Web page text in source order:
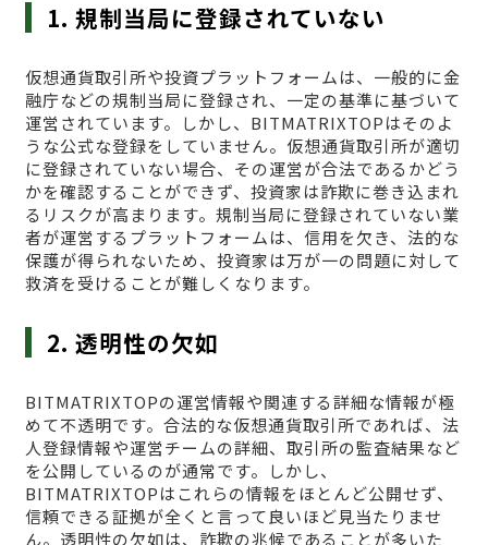
1. 規制当局に登録されていない
仮想通貨取引所や投資プラットフォームは、一般的に金
融庁などの規制当局に登録され、一定の基準に基づいて
運営されています。しかし、BITMATRIXTOPはそのよ
うな公式な登録をしていません。仮想通貨取引所が適切
に登録されていない場合、その運営が合法であるかどう
かを確認することができず、投資家は詐欺に巻き込まれ
るリスクが高まります。規制当局に登録されていない業
者が運営するプラットフォームは、信用を欠き、法的な
保護が得られないため、投資家は万が一の問題に対して
救済を受けることが難しくなります。
2. 透明性の欠如
BITMATRIXTOPの運営情報や関連する詳細な情報が極
めて不透明です。合法的な仮想通貨取引所であれば、法
人登録情報や運営チームの詳細、取引所の監査結果など
を公開しているのが通常です。しかし、
BITMATRIXTOPはこれらの情報をほとんど公開せず、
信頼できる証拠が全くと言って良いほど見当たりませ
ん。透明性の欠如は、詐欺の兆候であることが多いた